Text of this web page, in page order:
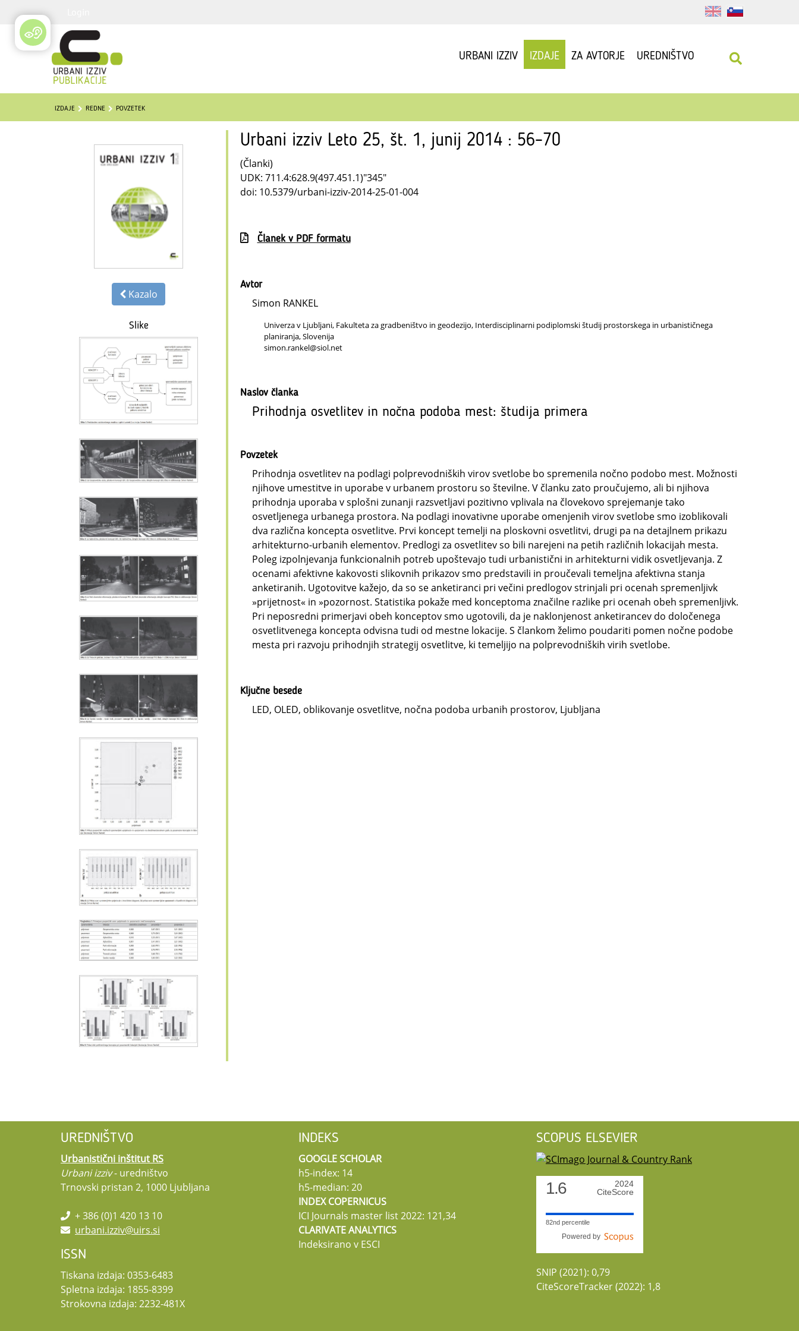
URBANI IZZIV IZDAJE ZA AVTORJE UREDNIŠTVO
IZDAJE REDNE POVZETEK
Kazalo
Slike
Urbani izziv Leto 25, št. 1, junij 2014 : 56–70
(Članki)
UDK: 711.4:628.9(497.451.1)"345"
doi: 10.5379/urbani-izziv-2014-25-01-004
Članek v PDF formatu
Avtor
Simon RANKEL
Univerza v Ljubljani, Fakulteta za gradbeništvo in geodezijo, Interdisciplinarni podiplomski študij prostorskega in urbanističnega
planiranja, Slovenija
simon.rankel@siol.net
Naslov članka
Prihodnja osvetlitev in nočna podoba mest: študija primera
Povzetek
Prihodnja osvetlitev na podlagi polprevodniških virov svetlobe bo spremenila nočno podobo mest. Možnosti
njihove umestitve in uporabe v urbanem prostoru so številne. V članku zato proučujemo, ali bi njihova
prihodnja uporaba v splošni zunanji razsvetljavi pozitivno vplivala na človekovo sprejemanje tako
osvetljenega urbanega prostora. Na podlagi inovativne uporabe omenjenih virov svetlobe smo izoblikovali
dva različna koncepta osvetlitve. Prvi koncept temelji na ploskovni osvetlitvi, drugi pa na detajlnem prikazu
arhitekturno-urbanih elementov. Predlogi za osvetlitev so bili narejeni na petih različnih lokacijah mesta.
Poleg izpolnjevanja funkcionalnih potreb upoštevajo tudi urbanistični in arhitekturni vidik osvetljevanja. Z
ocenami afektivne kakovosti slikovnih prikazov smo predstavili in proučevali temeljna afektivna stanja
anketiranih. Ugotovitve kažejo, da so se anketiranci pri večini predlogov strinjali pri ocenah spremenljivk
»prijetnost« in »pozornost. Statistika pokaže med konceptoma značilne razlike pri ocenah obeh spremenljivk.
Pri neposredni primerjavi obeh konceptov smo ugotovili, da je naklonjenost anketirancev do določenega
osvetlitvenega koncepta odvisna tudi od mestne lokacije. S člankom želimo poudariti pomen nočne podobe
mesta pri razvoju prihodnjih strategij osvetlitve, ki temeljijo na polprevodniških virih svetlobe.
Ključne besede
LED, OLED, oblikovanje osvetlitve, nočna podoba urbanih prostorov, Ljubljana
UREDNIŠTVO
Urbanistični inštitut RS
Urbani izziv- uredništvo
Trnovski pristan 2, 1000 Ljubljana
+ 386 (0)1 420 13 10
urbani.izziv@uirs.si
ISSN
Tiskana izdaja: 0353-6483
Spletna izdaja: 1855-8399
Strokovna izdaja: 2232-481X
INDEKS
GOOGLE SCHOLAR
h5-index: 14
h5-median: 20
INDEX COPERNICUS
ICI Journals master list 2022: 121,34
CLARIVATE ANALYTICS
Indeksirano v ESCI
SCOPUS ELSEVIER
1.6
2024
CiteScore
82nd percentile
Powered by
SNIP (2021): 0,79
CiteScoreTracker (2022): 1,8